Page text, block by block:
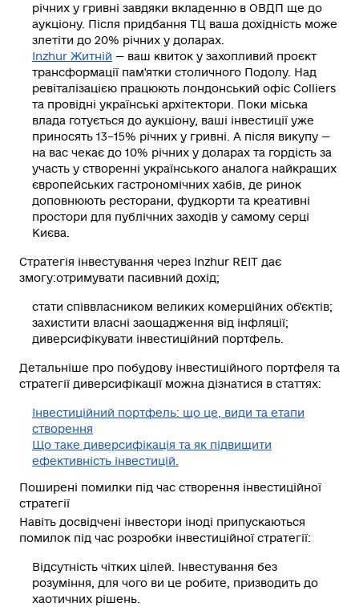
річних у гривні завдяки вкладенню в ОВДП ще до
аукціону. Після придбання ТЦ ваша дохідність може
злетіти до 20% річних у доларах.
Inzhur Житній — ваш квиток у захопливий проєкт
трансформації пам'ятки столичного Подолу. Над
ревіталізацією працюють лондонський офіс Colliers
та провідні українські архітектори. Поки міська
влада готується до аукціону, ваші інвестиції уже
приносять 13–15% річних у гривні. А після викупу —
на вас чекає до 10% річних у доларах та гордість за
участь у створенні українського аналога найкращих
європейських гастрономічних хабів, де ринок
доповнюють ресторани, фудкорти та креативні
простори для публічних заходів у самому серці
Києва.
Стратегія інвестування через Inzhur REIT дає
змогу:отримувати пасивний дохід;
стати співвласником великих комерційних об'єктів;
захистити власні заощадження від інфляції;
диверсифікувати інвестиційний портфель.
Детальніше про побудову інвестиційного портфеля та
стратегії диверсифікації можна дізнатися в статтях:
Інвестиційний портфель: що це, види та етапи
створення
Що таке диверсифікація та як підвищити
ефективність інвестицій
Поширені помилки під час створення інвестиційної
стратегії
Навіть досвідчені інвестори іноді припускаються
помилок під час розробки інвестиційної стратегії:
Відсутність чітких цілей.
Інвестування без
розуміння, для чого ви це робите, призводить до
хаотичних рішень.